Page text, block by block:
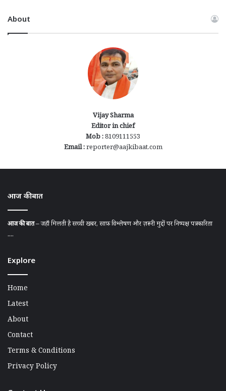
About
Vijay Sharma
Editor in chief
Mob :8109111553
Email :reporter@aajkibaat.com
आज की बात
आज की बात– जहाँ मिलती है सच्ची खबर, साफ़ विश्लेषण और ज़रूरी मुद्दों पर निष्पक्ष पत्रकारिता
....
Explore
Home
Latest
About
Contact
Terms & Conditions
Privacy Policy